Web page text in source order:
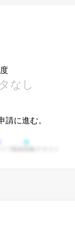
なし
に進む。